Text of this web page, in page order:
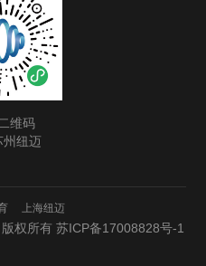
维码
州纽迈
上海纽迈
版权所有苏ICP备17008828号-1